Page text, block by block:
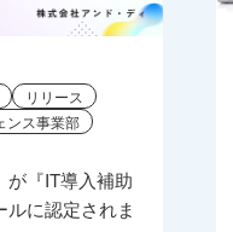
リリース
ンス事業部
が『IT導入補助
ルに認定されま